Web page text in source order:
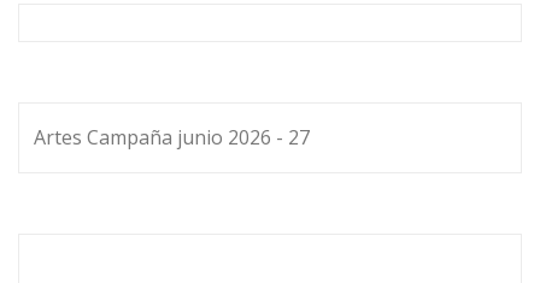
Artes Campaña junio 2026 - 27